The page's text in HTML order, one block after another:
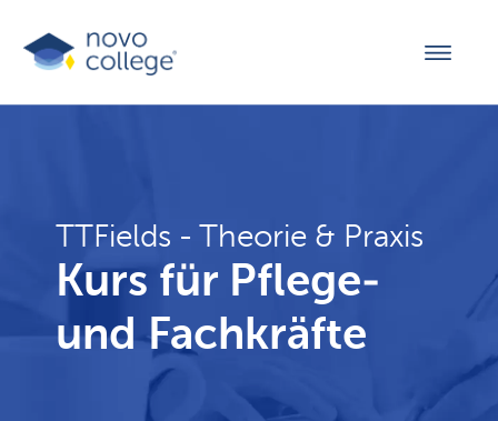
TTFields - Theorie & Praxis
Kurs für Pflege-
und Fachkräfte